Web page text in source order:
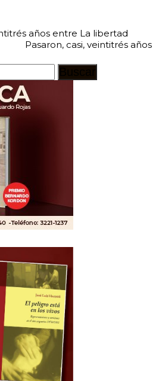
años entre La libertad
Pasaron, casi, veintitrés años